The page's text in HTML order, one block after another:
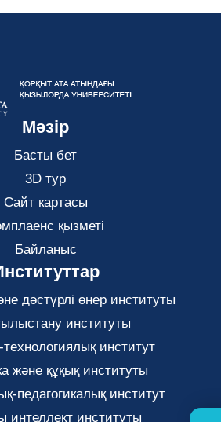
Мәзір
Басты бет
3D тур
Сайт картасы
қызметі
Байланыс
дәстүрлі өнер институты
институты
технологиялық институт
және құқық институты
педагогикалық институт
интеллект институты